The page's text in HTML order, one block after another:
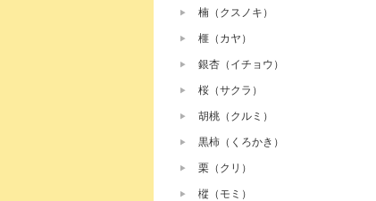
楠（クスノキ）
榧（カヤ）
銀杏（イチョウ）
桜（サクラ）
胡桃（クルミ）
黒柿（くろかき）
栗（クリ）
樅（モミ）